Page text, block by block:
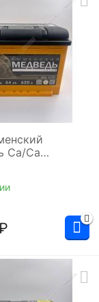
Ca/Ca
(L2/620EN)